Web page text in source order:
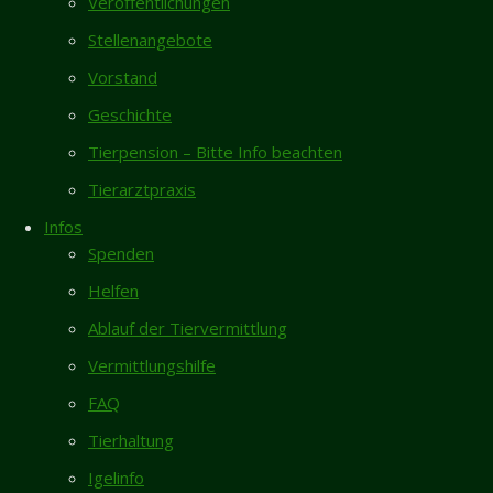
Stellenangebote
Vorstand
Geschichte
Tierpension – Bitte Info beachten
Tierarztpraxis
Infos
Spenden
Helfen
Ablauf der Tiervermittlung
Vermittlungshilfe
FAQ
Tierhaltung
Igelinfo
wir bereits
besprochen
ist uns am
(Gemeinde
Algermissen)
Wir würden
ihn gern
vorbeibringen.
Besitzers
Neueste Beiträge
Vermisst- Nymphensittich aus Garmissen
Zugelaufen 6.8. – Weiblicher Pinscher vom
Galgenberg/Hildesheim
Rita sucht dringend Endstelle für ihren
restlichen Lebensabend
Pause, einer "neuen" Bullimaus...